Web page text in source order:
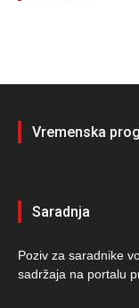
Vremenska
Saradnja
Poziv za saradnike
sadržaja na portalu